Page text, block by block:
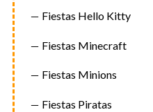
Fiestas Hello Kitty
Fiestas Minecraft
Fiestas Minions
Fiestas Piratas